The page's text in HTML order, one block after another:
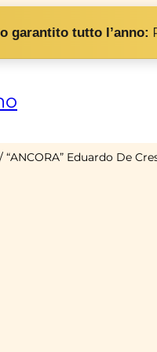
garantito tutto l’anno:
/ “ANCORA” Eduardo De